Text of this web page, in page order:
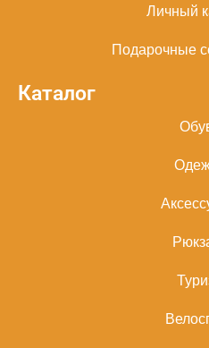
Личный
Подарочные
Каталог